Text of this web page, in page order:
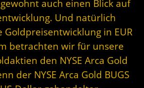
auch einen Blick auf
Und natürlich
Goldpreisentwicklung in EUR
betrachten wir für unsere
den NYSE Arca Gold
der NYSE Arca Gold BUGS